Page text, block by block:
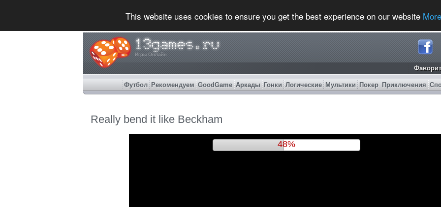
This website uses cookies to ensure you get the best experience on our website
Игры Онлайн
Футбол Рекомендуем GoodGame Аркады Гонки Логические Мультики Покер Приключения
Really bend it like Beckham
51%